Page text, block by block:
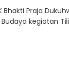
Bhakti Praja
kegiatan